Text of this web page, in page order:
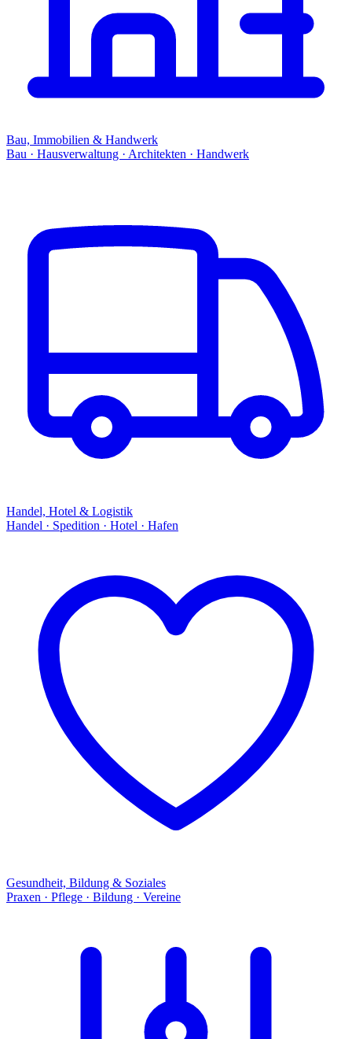
Bau, Immobilien & Handwerk
Bau · Hausverwaltung · Architekten · Handwerk
Handel, Hotel & Logistik
Handel · Spedition · Hotel · Hafen
Gesundheit, Bildung & Soziales
Praxen · Pflege · Bildung · Vereine